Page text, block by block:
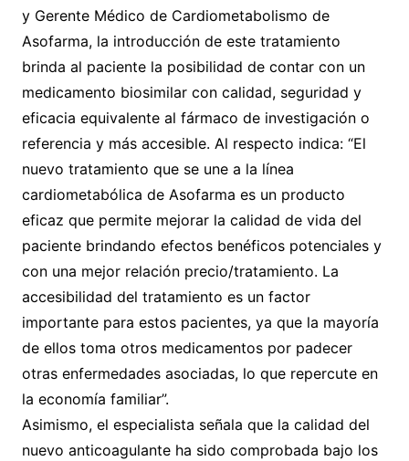
y Gerente Médico de Cardiometabolismo de
Asofarma, la introducción de este tratamiento
brinda al paciente la posibilidad de contar con un
medicamento biosimilar con calidad, seguridad y
eficacia equivalente al fármaco de investigación o
referencia y más accesible. Al respecto indica: “El
nuevo tratamiento que se une a la línea
cardiometabólica de Asofarma es un producto
eficaz que permite mejorar la calidad de vida del
paciente brindando efectos benéficos potenciales y
con una mejor relación precio/tratamiento. La
accesibilidad del tratamiento es un factor
importante para estos pacientes, ya que la mayoría
de ellos toma otros medicamentos por padecer
otras enfermedades asociadas, lo que repercute en
la economía familiar”.
Asimismo, el especialista señala que la calidad del
nuevo anticoagulante ha sido comprobada bajo los